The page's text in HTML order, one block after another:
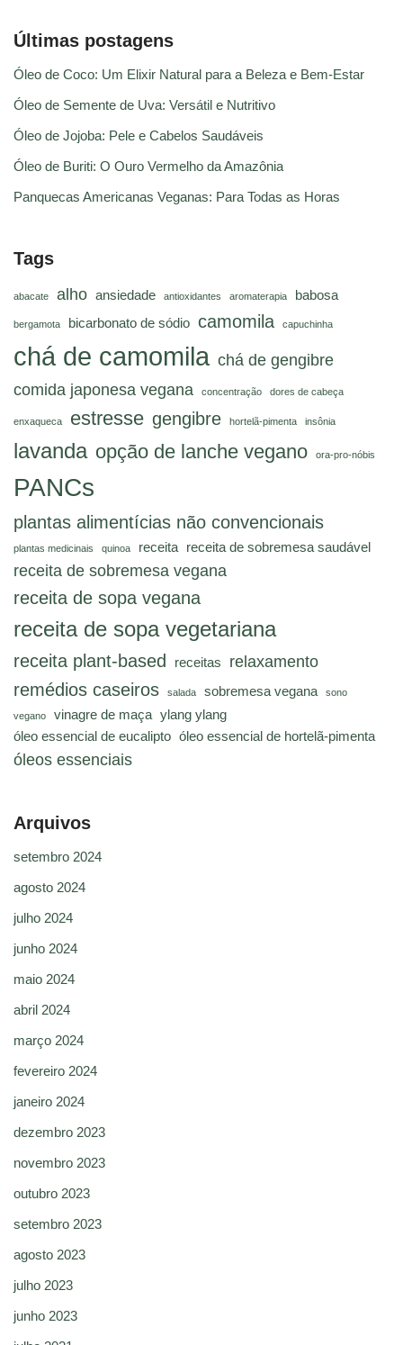
Últimas postagens
Óleo de Coco: Um Elixir Natural para a Beleza e Bem-Estar
Óleo de Semente de Uva: Versátil e Nutritivo
Óleo de Jojoba: Pele e Cabelos Saudáveis
Óleo de Buriti: O Ouro Vermelho da Amazônia
Panquecas Americanas Veganas: Para Todas as Horas
Tags
abacate alho ansiedade antioxidantes aromaterapia babosa
bergamota bicarbonato de sódio camomila capuchinha
chá de camomila chá de gengibre
comida japonesa vegana
concentração dores de cabeça
enxaqueca estresse gengibre hortelã-pimenta insônia
lavanda opção de lanche vegano ora-pro-nóbis
PANCs
plantas alimentícias não convencionais
plantas medicinais quinoa receita receita de sobremesa saudável
receita de sobremesa vegana
receita de sopa vegana
receita de sopa vegetariana
receita plant-based receitas relaxamento
remédios caseiros salada sobremesa vegana sono
vegano vinagre de maça ylang ylang
óleo essencial de eucalipto óleo essencial de hortelã-pimenta
óleos essenciais
Arquivos
setembro 2024
agosto 2024
julho 2024
junho 2024
maio 2024
abril 2024
março 2024
fevereiro 2024
janeiro 2024
dezembro 2023
novembro 2023
outubro 2023
setembro 2023
agosto 2023
julho 2023
junho 2023